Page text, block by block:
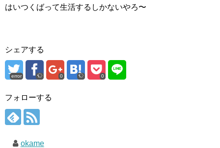
はいつくばって生活するしかないやろ〜
シェアする
error 0 0
フォローする
okame